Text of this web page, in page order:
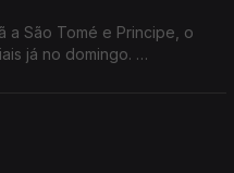
a São Tomé e Principe, o
já no domingo.